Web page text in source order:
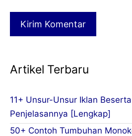
Artikel Terbaru
11+ Unsur-Unsur Iklan
Penjelasannya [Lengkap]
50+ Contoh Tumbuhan